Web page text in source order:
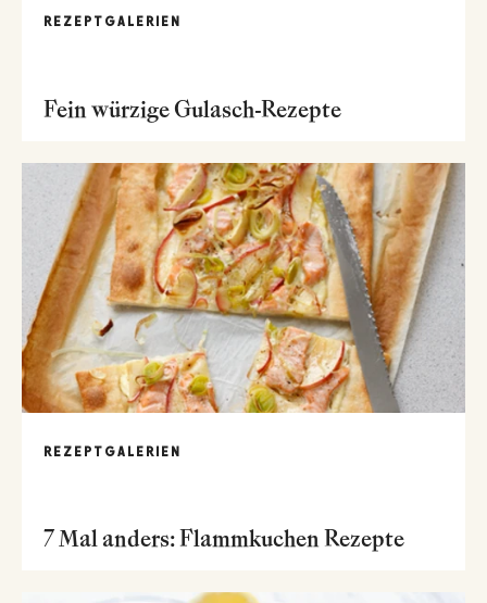
REZEPTGALERIEN
Fein würzige Gulasch-Rezepte
REZEPTGALERIEN
7 Mal anders: Flammkuchen Rezepte